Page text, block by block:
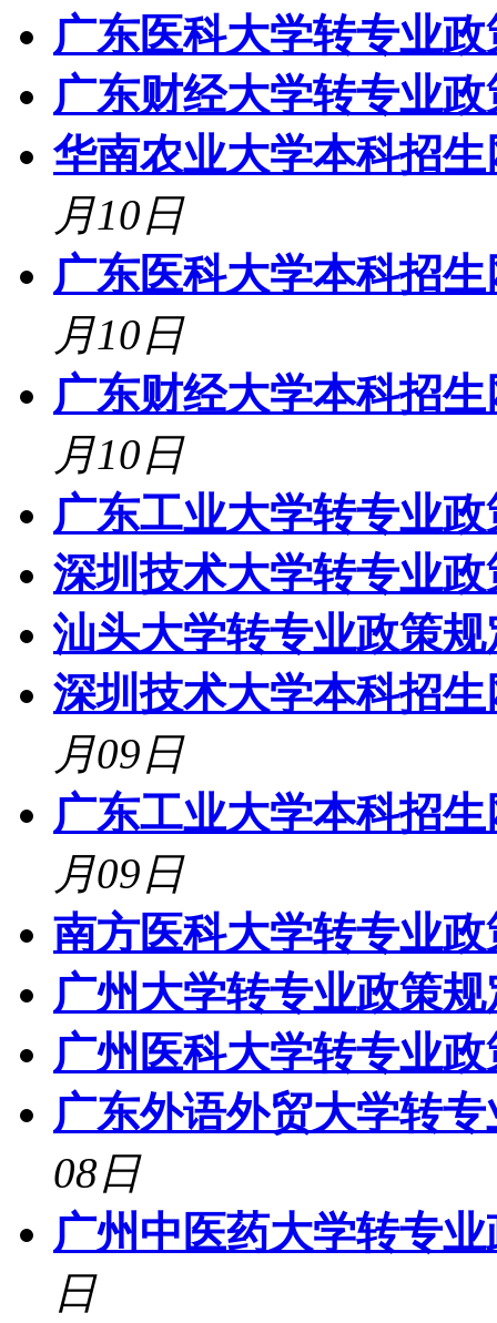
广东医科大学转专业
广东财经大学转专业
华南农业大学本科招
月10日
广东医科大学本科招
月10日
广东财经大学本科招
月10日
广东工业大学转专业
深圳技术大学转专业
汕头大学转专业政策
深圳技术大学本科招
月09日
广东工业大学本科招
月09日
南方医科大学转专业
广州大学转专业政策
广州医科大学转专业
广东外语外贸大学转
08日
广州中医药大学转专
日